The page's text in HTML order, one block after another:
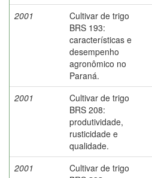
2001
Cultivar de trigo
BRS 193:
características e
desempenho
agronômico no
Paraná.
2001
Cultivar de trigo
BRS 208:
produtividade,
rusticidade e
qualidade.
2001
Cultivar de trigo